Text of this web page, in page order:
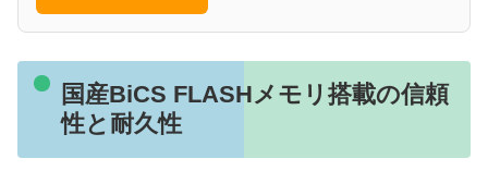
国産BiCS FLASHメモリ搭載の信頼
性と耐久性